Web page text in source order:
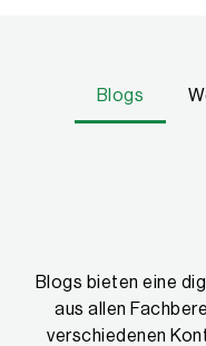
Blogs
Blogs bieten eine
aus allen
verschiedenen